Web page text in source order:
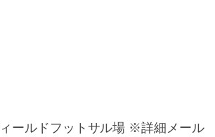
ールドフットサル場 ※詳細メール